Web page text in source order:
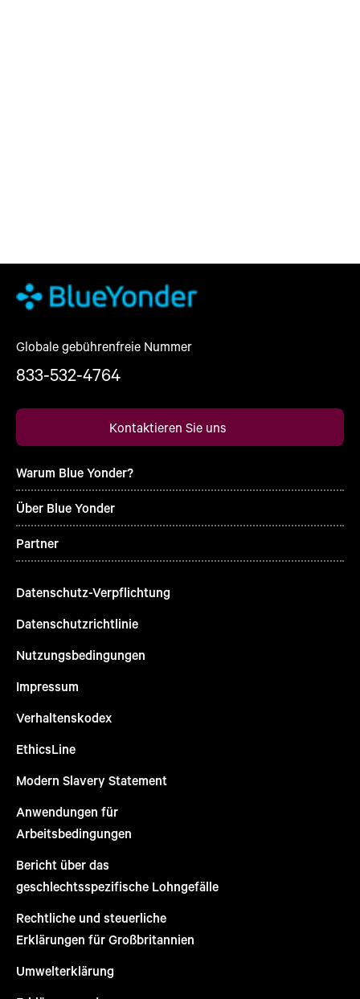
Globale gebührenfreie Nummer
833-532-4764
Kontaktieren Sie uns
Warum Blue Yonder?
Über Blue Yonder
Partner
Datenschutz-Verpflichtung
Datenschutzrichtlinie
Nutzungsbedingungen
Impressum
Verhaltenskodex
EthicsLine
Modern Slavery Statement
Anwendungen für
Arbeitsbedingungen
Bericht über das
geschlechtsspezifische Lohngefälle
Rechtliche und steuerliche
Erklärungen für Großbritannien
Umwelterklärung